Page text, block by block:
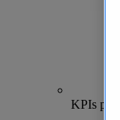
KPIs pro